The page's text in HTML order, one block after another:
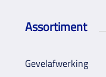
Assortiment
Gevelafwerking